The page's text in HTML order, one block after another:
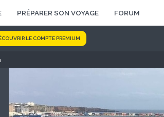
PRÉPARER SON VOYAGE FORUM
LE COMPTE PREMIUM